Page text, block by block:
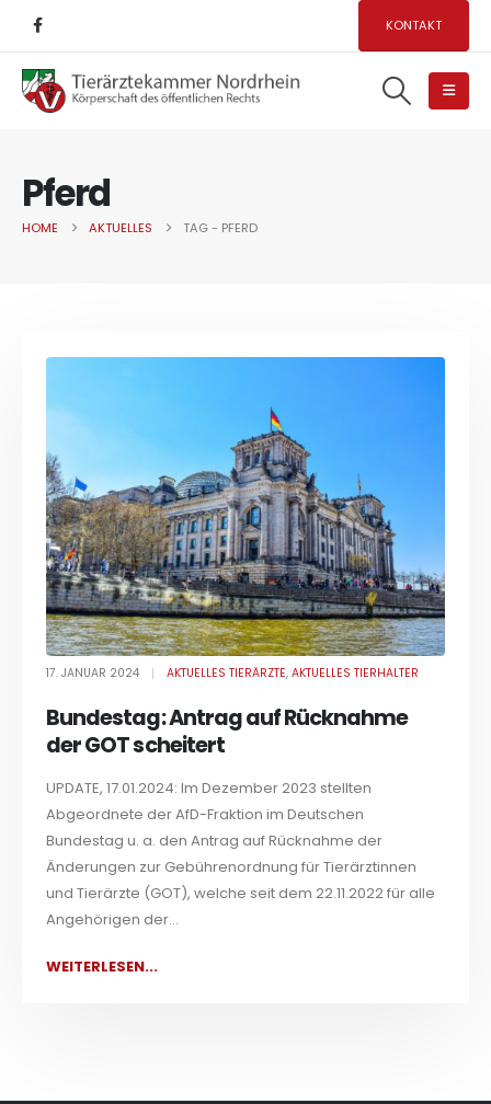
KONTAKT
Pferd
HOME AKTUELLES TAG - PFERD
17. JANUAR 2024 AKTUELLES TIERÄRZTE,AKTUELLES TIERHALTER
Bundestag: Antrag auf Rücknahme
der GOT scheitert
UPDATE, 17.01.2024: Im Dezember 2023 stellten
Abgeordnete der AfD-Fraktion im Deutschen
Bundestag u. a. den Antrag auf Rücknahme der
Änderungen zur Gebührenordnung für Tierärztinnen
und Tierärzte (GOT), welche seit dem 22.11.2022 für alle
Angehörigen der...
WEITERLESEN...